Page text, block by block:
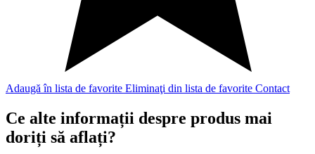
Adaugă în lista de favorite Eliminaţi din lista de favorite Contact
Ce alte informații despre produs mai
doriți să aflați?